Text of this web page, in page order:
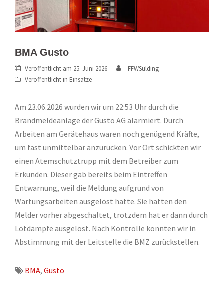
BMA Gusto
Veröffentlicht am 25. Juni 2026
FFWSulding
Veröffentlicht in Einsätze
Am 23.06.2026 wurden wir um 22:53 Uhr durch die
Brandmeldeanlage der Gusto AG alarmiert. Durch
Arbeiten am Gerätehaus waren noch genügend Kräfte,
um fast unmittelbar anzurücken. Vor Ort schickten wir
einen Atemschutztrupp mit dem Betreiber zum
Erkunden. Dieser gab bereits beim Eintreffen
Entwarnung, weil die Meldung aufgrund von
Wartungsarbeiten ausgelöst hatte. Sie hatten den
Melder vorher abgeschaltet, trotzdem hat er dann durch
Lötdämpfe ausgelöst. Nach Kontrolle konnten wir in
Abstimmung mit der Leitstelle die BMZ zurückstellen.
BMA, Gusto